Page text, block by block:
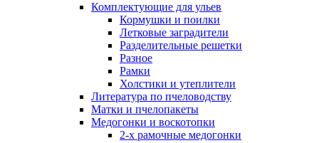
Комплектующие для ульев
Кормушки и поилки
Летковые заградители
Разделительные решетки
Разное
Рамки
Холстики и утеплители
Литература по пчеловодству
Матки и пчелопакеты
Медогонки и воскотопки
2-х рамочные медогонки